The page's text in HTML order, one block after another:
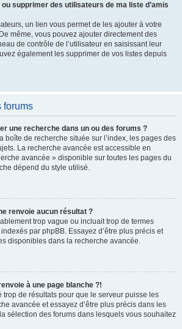
supprimer des utilisateurs de ma liste d’amis
un lien vous permet de les ajouter à votre
même, vous pouvez ajouter directement des
de contrôle de l’utilisateur en saisissant leur
également les supprimer de vos listes depuis
forums
une recherche dans un ou des forums ?
boîte de recherche située sur l’index, les pages des
La recherche avancée est accessible en
avancée » disponible sur toutes les pages du
dépend du style utilisé.
renvoie aucun résultat ?
trop vague ou incluait trop de termes
par phpBB. Essayez d’être plus précis et
disponibles dans la recherche avancée.
à une page blanche ?!
trop de résultats pour que le serveur puisse les
avancée et essayez d’être plus précis dans les
sélection des forums dans lesquels vous souhaitez